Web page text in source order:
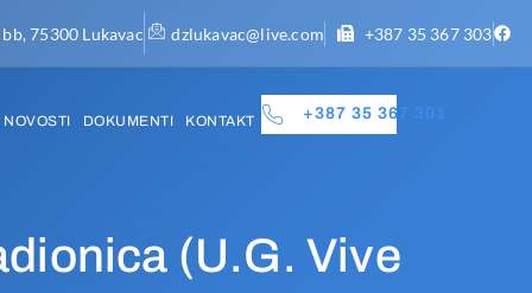
75300 Lukavac dzlukavac@live.com +387 35 367 303
NOVOSTI DOKUMENTI KONTAKT +387 35 367 301
(U.G. Vive